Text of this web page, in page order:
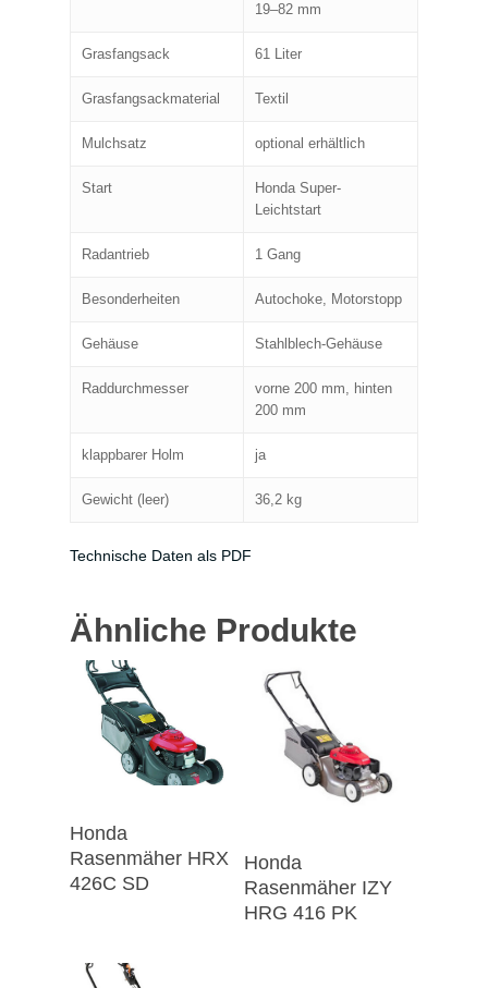
19–82 mm
Grasfangsack 61 Liter
Grasfangsackmaterial Textil
Mulchsatz optional erhältlich
Start
Honda Super-
Leichtstart
Radantrieb 1 Gang
Besonderheiten Autochoke, Motorstopp
Gehäuse Stahlblech-Gehäuse
Raddurchmesser
vorne 200 mm, hinten
200 mm
klappbarer Holm ja
Gewicht (leer) 36,2 kg
Technische Daten als PDF
Ähnliche Produkte
Honda
Rasenmäher HRX
426C SD
Honda
Rasenmäher IZY
HRG 416 PK